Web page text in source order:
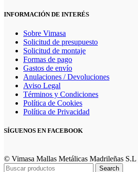
INFORMACIÓN DE INTERÉS
Sobre Vimasa
Solicitud de presupuesto
Solicitud de montaje
Formas de pago
Gastos de envío
Anulaciones / Devoluciones
Aviso Legal
Términos y Condiciones
Política de Cookies
Política de Privacidad
SÍGUENOS EN FACEBOOK
© Vimasa Mallas Metálicas Madrileñas S.L
Search